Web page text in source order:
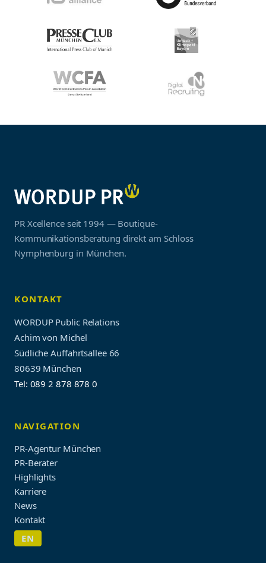
PR Xcellence seit 1994 — Boutique-
Kommunikationsberatung direkt am Schloss
Nymphenburg in München.
KONTAKT
WORDUP Public Relations
Achim von Michel
Südliche Auffahrtsallee 66
80639 München
Tel: 089 2 878 878 0
NAVIGATION
PR-Agentur München
PR-Berater
Highlights
Karriere
News
Kontakt
EN